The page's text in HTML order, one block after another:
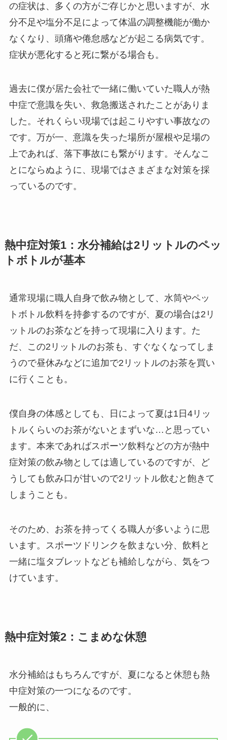
の症状は、多くの方がご存じかと思いますが、水
分不足や塩分不足によって体温の調整機能が働か
なくなり、頭痛や倦怠感などが起こる病気です。
症状が悪化すると死に繋がる場合も。
過去に僕が居た会社で一緒に働いていた職人が熱
中症で意識を失い、救急搬送されたことがありま
した。それくらい現場では起こりやすい事故なの
です。万が一、意識を失った場所が屋根や足場の
上であれば、落下事故にも繋がります。そんなこ
とにならぬように、現場ではさまざまな対策を採
っているのです。
熱中症対策1：水分補給は2リットルのペッ
トボトルが基本
通常現場に職人自身で飲み物として、水筒やペッ
トボトル飲料を持参するのですが、夏の場合は2リ
ットルのお茶などを持って現場に入ります。た
だ、この2リットルのお茶も、すぐなくなってしま
うので昼休みなどに追加で2リットルのお茶を買い
に行くことも。
僕自身の体感としても、日によって夏は1日4リッ
トルくらいのお茶がないとまずいな…と思ってい
ます。本来であればスポーツ飲料などの方が熱中
症対策の飲み物としては適しているのですが、ど
うしても飲み口が甘いので2リットル飲むと飽きて
しまうことも。
そのため、お茶を持ってくる職人が多いように思
います。スポーツドリンクを飲まない分、飲料と
一緒に塩タブレットなども補給しながら、気をつ
けています。
熱中症対策2：こまめな休憩
水分補給はもちろんですが、夏になると休憩も熱
中症対策の一つになるのです。
一般的に、